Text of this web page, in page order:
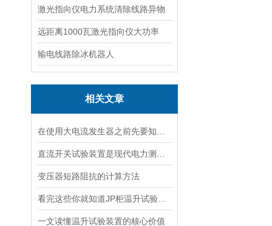
激光指向仪电力系统清除线路异物
远距离1000瓦激光指向仪大功率
输电线路除冰机器人
相关文章
变压器短路阻抗的计算方法
一文读懂温升试验装置的核心价值